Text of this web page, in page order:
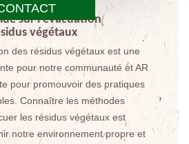
sur l'évacuation
végétaux
des résidus végétaux est une
pour notre communauté et AR
pour promouvoir des pratiques
Connaître les méthodes
les résidus végétaux est
notre environnement propre et